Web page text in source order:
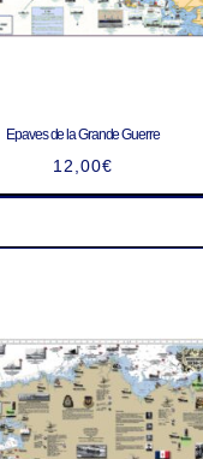
Epaves de la Grande Guerre
12,00€